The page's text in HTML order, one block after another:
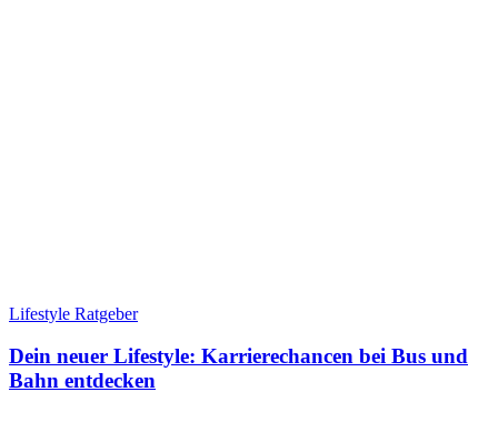
Lifestyle Ratgeber
Dein neuer Lifestyle: Karrierechancen bei Bus und
Bahn entdecken